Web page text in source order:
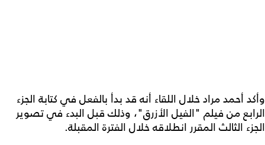
وأكد أحمد مراد خلال اللقاء أنه قد بدأ بالفعل في كتابة الجزء
الرابع من فيلم "الفيل الأزرق"، وذلك قبل البدء في تصوير
الجزء الثالث المقرر انطلاقه خلال الفترة المقبلة.